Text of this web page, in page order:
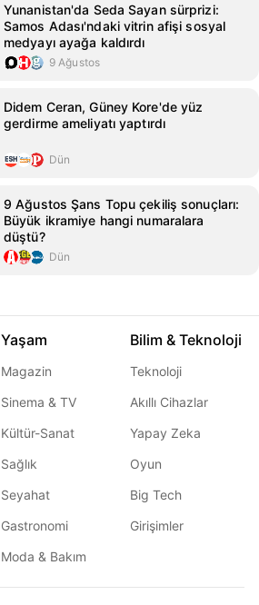
Yunanistan'da Seda Sayan sürprizi:
Samos Adası'ndaki vitrin afişi sosyal
medyayı ayağa kaldırdı
9 Ağustos
Didem Ceran, Güney Kore'de yüz
gerdirme ameliyatı yaptırdı
Dün
9 Ağustos Şans Topu çekiliş sonuçları:
Büyük ikramiye hangi numaralara
düştü?
Dün
Yaşam
Magazin
Sinema & TV
Kültür-Sanat
Sağlık
Seyahat
Gastronomi
Moda & Bakım
Bilim & Teknoloji
Teknoloji
Akıllı Cihazlar
Yapay Zeka
Oyun
Big Tech
Girişimler